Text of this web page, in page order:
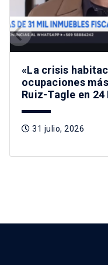
«La crisis
ocupaciones
Ruiz-Tagle en 24
31 julio, 2026